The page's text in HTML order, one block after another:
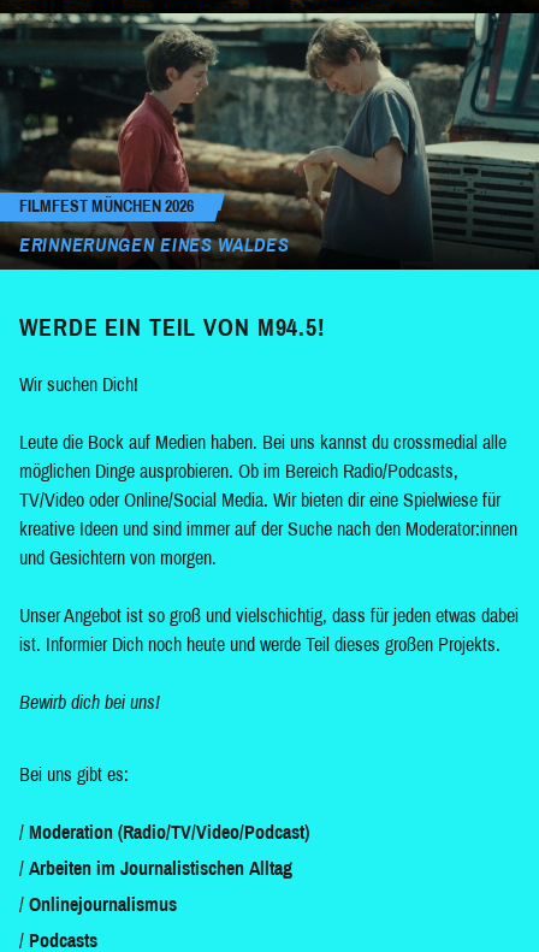
FILMFEST MÜNCHEN 2026
ERINNERUNGEN EINES WALDES
WERDE EIN TEIL VON M94.5!
Wir suchen Dich!
Leute die Bock auf Medien haben. Bei uns kannst du crossmedial alle
möglichen Dinge ausprobieren. Ob im Bereich Radio/Podcasts,
TV/Video oder Online/Social Media. Wir bieten dir eine Spielwiese für
kreative Ideen und sind immer auf der Suche nach den Moderator:innen
und Gesichtern von morgen.
Unser Angebot ist so groß und vielschichtig, dass für jeden etwas dabei
ist. Informier Dich noch heute und werde Teil dieses großen Projekts.
Bewirb dich bei uns!
Bei uns gibt es:
Moderation (Radio/TV/Video/Podcast)
Arbeiten im Journalistischen Alltag
Onlinejournalismus
Podcasts